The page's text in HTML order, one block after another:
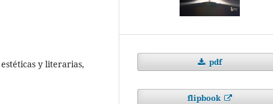
y literarias,
pdf
flipbook